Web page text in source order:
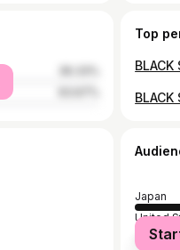
Top
Japan
United
Canada